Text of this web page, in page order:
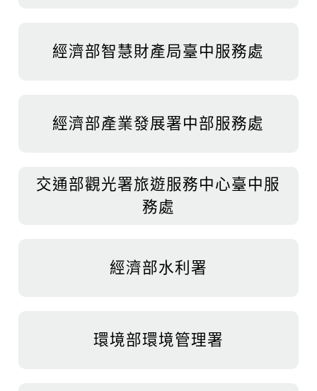
經濟部智慧財產局臺中服務處
經濟部產業發展署中部服務處
交通部觀光署旅遊服務中心臺中服
務處
經濟部水利署
環境部環境管理署